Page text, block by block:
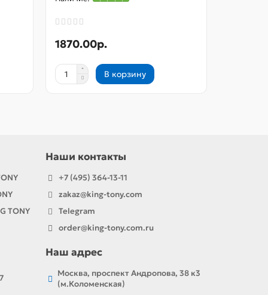
1870.00р.
В корзину
TONY
Наши контакты
+7 (495) 364-13-11
zakaz@king-tony.com
Telegram
order@king-tony.com.ru
Наш адрес
Москва, проспект Андропова, 38 к3
(м.Коломенская)